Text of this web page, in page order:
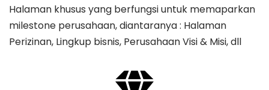
Halaman khusus yang berfungsi untuk memaparkan
milestone perusahaan, diantaranya : Halaman
Perizinan, Lingkup bisnis, Perusahaan Visi & Misi, dll